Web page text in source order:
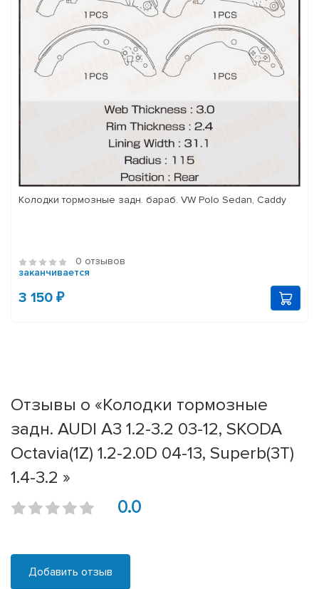
Колодки тормозные задн. бараб. VW Polo Sedan, Caddy
0 отзывов
заканчивается
3 150 ₽
Отзывы о «Колодки тормозные
задн. AUDI A3 1.2-3.2 03-12, SKODA
Octavia(1Z) 1.2-2.0D 04-13, Superb(3T)
1.4-3.2 »
0.0
Добавить отзыв